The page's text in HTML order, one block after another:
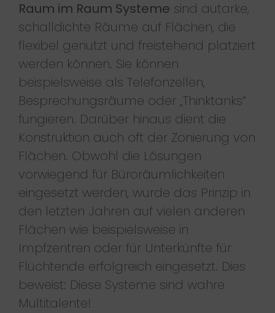
Raum im Raum Systeme sind autarke,
schalldichte Räume auf Flächen, die
flexibel genutzt und freistehend platziert
werden können. Sie können
beispielsweise als Telefonzellen,
Besprechungsräume oder „Thinktanks“
fungieren. Darüber hinaus dient die
Konstruktion auch oft der Zonierung von
Flächen. Obwohl die Lösungen
vorwiegend für Büroräumlichkeiten
eingesetzt werden, wurde das Prinzip in
den letzten Jahren auf vielen anderen
Flächen wie beispielsweise in
Impfzentren oder für Unterkünfte für
Flüchtende erfolgreich eingesetzt. Dies
beweist: Diese Systeme sind wahre
Multitalente!